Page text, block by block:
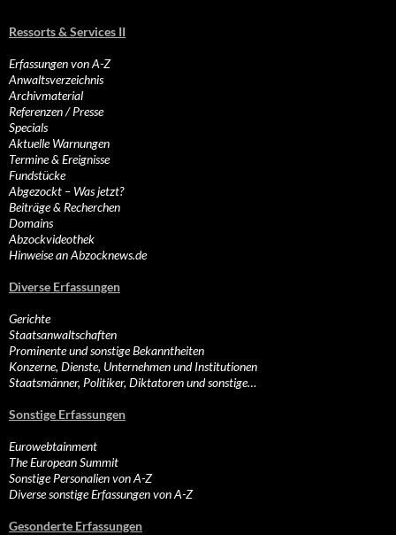
Ressorts & Services II
Erfassungen von A-Z
Anwaltsverzeichnis
Archivmaterial
Referenzen / Presse
Specials
Aktuelle Warnungen
Termine & Ereignisse
Fundstücke
Abgezockt – Was jetzt?
Beiträge & Recherchen
Domains
Abzockvideothek
Hinweise an Abzocknews.de
Diverse Erfassungen
Gerichte
Staatsanwaltschaften
Prominente und sonstige Bekanntheiten
Konzerne, Dienste, Unternehmen und Institutionen
Staatsmänner, Politiker, Diktatoren und sonstige…
Sonstige Erfassungen
Eurowebtainment
The European Summit
Sonstige Personalien von A-Z
Diverse sonstige Erfassungen von A-Z
Gesonderte Erfassungen